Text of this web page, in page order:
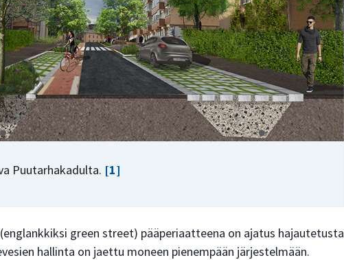
Puutarhakadulta. [1]
green street) pääperiaatteena on ajatus hajautetusta
hallinta on jaettu moneen pienempään järjestelmään.